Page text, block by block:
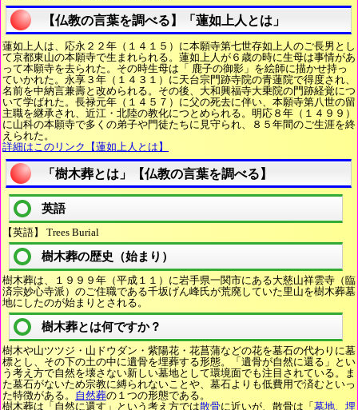
【仏教の言葉を調べる】「蓮如上人とは」
蓮如上人は、応永２２年（１４１５）に本願寺第七世存如上人のご長男とし
て京都東山の本願寺で生まれられる。蓮如上人が６歳の時に生母は事情があ
って本願寺を去られた。その時生母は「 鹿子の御影」を絵師に描かせ持っ
ていかれた。永享３年（１４３１）に天台宗門跡寺院の青蓮院で得度され、
名前を中納言兼壽と改められる。その後、大和興福寺大乗院の門跡経覚につ
いて学ばれた。長禄元年（１４５７）に父の死去に伴い、本願寺第八世の留
主職を継承され、近江・北陸の教化につとめられる。明応８年（１４９９）
に山科の本願寺で多くの弟子や門徒たちに見守られ、８５年間のご生涯を終
えられた。
詳細はこのリンク【蓮如上人とは】
「樹木葬とは」【仏教の言葉を調べる】
英語
【英語】 Trees Burial
樹木葬の歴史（始まり）
樹木葬は、１９９９年（平成１１）に岩手県一関市にある大慈山祥雲寺（臨
済宗妙心寺派）のご住職である千坂げん峰氏が荒廃していた里山を樹木葬墓
地にしたのが始まりとされる。
樹木葬とは何ですか？
樹木や山ツツジ・山ドウダン・紫陽花・花菖蒲などの花を墓石の代わりに墓
標とし、その下の土の中に遺骨を埋葬する形態。「遺骨が自然に還る」とい
う考え方で自然を壊さない新しい墓地として環境面でも注目されている。ま
た墓石がないため宗教に縛られないことや、墓石よりも低費用で済むといっ
た特徴がある。 自然葬の１つの形態である。
樹木葬は「自然に還す」という考え方では散骨に近いが、散骨は「 墓地、埋